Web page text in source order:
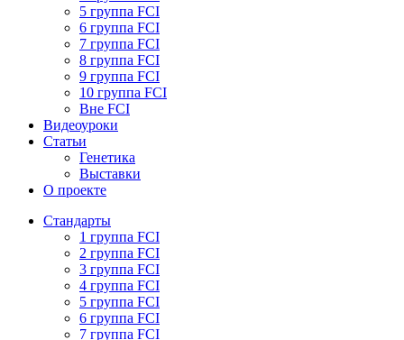
5 группа FCI
6 группа FCI
7 группа FCI
8 группа FCI
9 группа FCI
10 группа FCI
Вне FCI
Видеоуроки
Статьи
Генетика
Выставки
О проекте
Стандарты
1 группа FCI
2 группа FCI
3 группа FCI
4 группа FCI
5 группа FCI
6 группа FCI
7 группа FCI